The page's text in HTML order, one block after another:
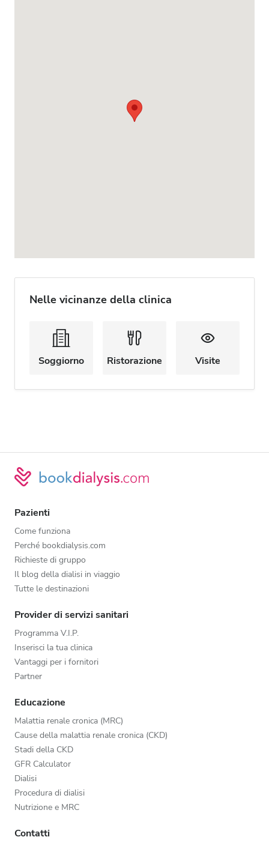
Nelle vicinanze della clinica
Soggiorno Ristorazione Visite
Pazienti
Come funziona
Perché bookdialysis.com
Richieste di gruppo
Il blog della dialisi in viaggio
Tutte le destinazioni
Provider di servizi sanitari
Programma V.I.P.
Inserisci la tua clinica
Vantaggi per i fornitori
Partner
Educazione
Malattia renale cronica (MRC)
Cause della malattia renale cronica (CKD)
Stadi della CKD
GFR Calculator
Dialisi
Procedura di dialisi
Nutrizione e MRC
Contatti